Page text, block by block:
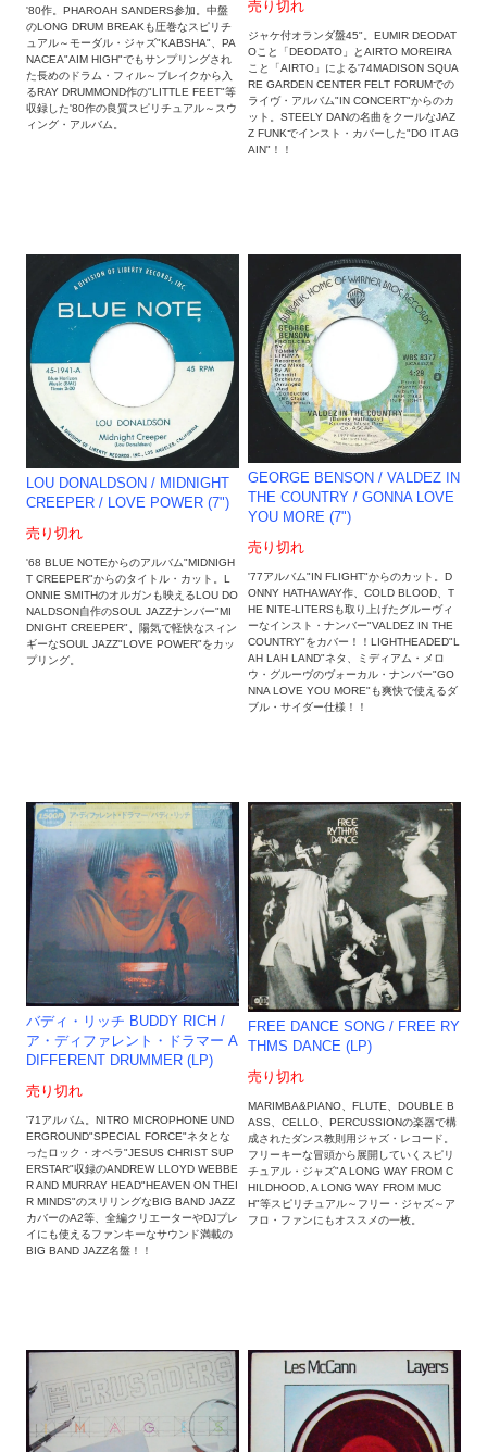
'80作。PHAROAH SANDERS参加。中盤
のLONG DRUM BREAKも圧巻なスピリチ
ュアル～モーダル・ジャズ"KABSHA"、PA
NACEA"AIM HIGH"でもサンプリングされ
た長めのドラム・フィル～ブレイクから入
るRAY DRUMMOND作の"LITTLE FEET"等
収録した'80作の良質スピリチュアル～スウ
ィング・アルバム。
売り切れ
ジャケ付オランダ盤45"。EUMIR DEODAT
Oこと「DEODATO」とAIRTO MOREIRA
こと「AIRTO」による'74MADISON SQUA
RE GARDEN CENTER FELT FORUMでの
ライヴ・アルバム"IN CONCERT"からのカ
ット。STEELY DANの名曲をクールなJAZ
Z FUNKでインスト・カバーした"DO IT AG
AIN"！！
LOU DONALDSON ‎/ MIDNIGHT
CREEPER / LOVE POWER (7")
売り切れ
'68 BLUE NOTEからのアルバム"MIDNIGH
T CREEPER"からのタイトル・カット。L
ONNIE SMITHのオルガンも映えるLOU DO
NALDSON自作のSOUL JAZZナンバー"MI
DNIGHT CREEPER"、陽気で軽快なスィン
ギーなSOUL JAZZ"LOVE POWER"をカッ
プリング。
GEORGE BENSON ‎/ VALDEZ IN
THE COUNTRY / GONNA LOVE
YOU MORE (7")
売り切れ
'77アルバム"IN FLIGHT"からのカット。D
ONNY HATHAWAY作、COLD BLOOD、T
HE NITE-LITERSも取り上げたグルーヴィ
ーなインスト・ナンバー"VALDEZ IN THE
COUNTRY"をカバー！！LIGHTHEADED"L
AH LAH LAND"ネタ、ミディアム・メロ
ウ・グルーヴのヴォーカル・ナンバー"GO
NNA LOVE YOU MORE"も爽快で使えるダ
ブル・サイダー仕様！！
バディ・リッチ BUDDY RICH ‎/
ア・ディファレント・ドラマー A
DIFFERENT DRUMMER (LP)
売り切れ
'71アルバム。NITRO MICROPHONE UND
ERGROUND"SPECIAL FORCE"ネタとな
ったロック・オペラ"JESUS CHRIST SUP
ERSTAR"収録のANDREW LLOYD WEBBE
R AND MURRAY HEAD"HEAVEN ON THEI
R MINDS"のスリリングなBIG BAND JAZZ
カバーのA2等、全編クリエーターやDJプレ
イにも使えるファンキーなサウンド満載の
BIG BAND JAZZ名盤！！
FREE DANCE SONG ‎/ FREE RY
THMS DANCE (LP)
売り切れ
MARIMBA&PIANO、FLUTE、DOUBLE B
ASS、CELLO、PERCUSSIONの楽器で構
成されたダンス教則用ジャズ・レコード。
フリーキーな冒頭から展開していくスピリ
チュアル・ジャズ"A LONG WAY FROM C
HILDHOOD, A LONG WAY FROM MUC
H"等スピリチュアル～フリー・ジャズ～ア
フロ・ファンにもオススメの一枚。